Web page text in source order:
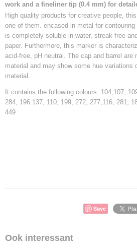
work and a fineliner tip (0.4 mm) for
High quality products for creative people,
one of them. encased in metal for
is completely soluble in water, streak-free
paper. Furthermore, this marker is
acid-free, pH neutral. The cap and barrel are
material and may show some hue variations
material.
It contains the following colours: 104,107,
284, 196.137, 110, 199, 272, 277,116, 281,
449
Save
Ook interessant